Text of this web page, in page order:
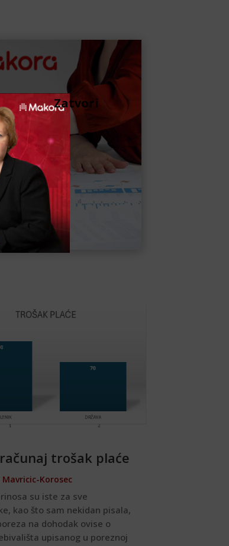
trošak plaće
Korosec
su iste za sve
kao što sam nekidan pisala,
na dohodak ovise o
upisanog u poreznoj
Zatvori